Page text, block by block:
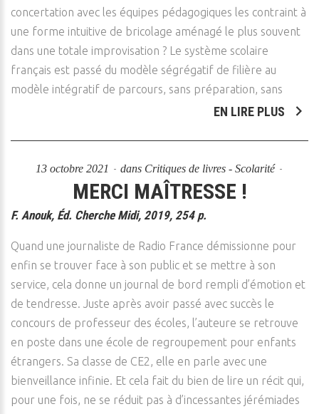
concertation avec les équipes pédagogiques les contraint à
une forme intuitive de bricolage aménagé le plus souvent
dans une totale improvisation ? Le système scolaire
français est passé du modèle ségrégatif de filière au
modèle intégratif de parcours, sans préparation, sans
EN LIRE PLUS
13 octobre 2021 dans Critiques de livres - Scolarité
MERCI MAÎTRESSE !
F. Anouk, Éd. Cherche Midi, 2019, 254 p.
Quand une journaliste de Radio France démissionne pour
enfin se trouver face à son public et se mettre à son
service, cela donne un journal de bord rempli d’émotion et
de tendresse. Juste après avoir passé avec succès le
concours de professeur des écoles, l’auteure se retrouve
en poste dans une école de regroupement pour enfants
étrangers. Sa classe de CE2, elle en parle avec une
bienveillance infinie. Et cela fait du bien de lire un récit qui,
pour une fois, ne se réduit pas à d’incessantes jérémiades